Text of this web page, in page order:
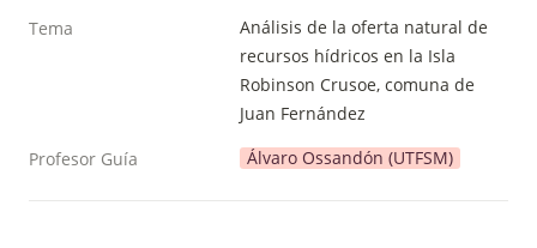
Tema
Análisis de la oferta natural de
recursos hídricos en la Isla
Robinson Crusoe, comuna de
Juan Fernández
Profesor Guía
Álvaro Ossandón (UTFSM)